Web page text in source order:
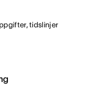
tidslinjer